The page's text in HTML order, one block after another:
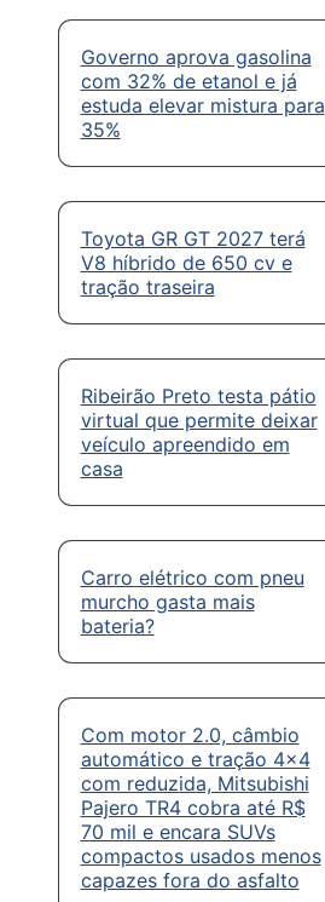
Governo aprova gasolina
com 32% de etanol e já
estuda elevar mistura para
35%
Toyota GR GT 2027 terá
V8 híbrido de 650 cv e
tração traseira
Ribeirão Preto testa pátio
virtual que permite deixar
veículo apreendido em
casa
Carro elétrico com pneu
murcho gasta mais
bateria?
Com motor 2.0, câmbio
automático e tração 4×4
com reduzida, Mitsubishi
Pajero TR4 cobra até R$
70 mil e encara SUVs
compactos usados menos
capazes fora do asfalto